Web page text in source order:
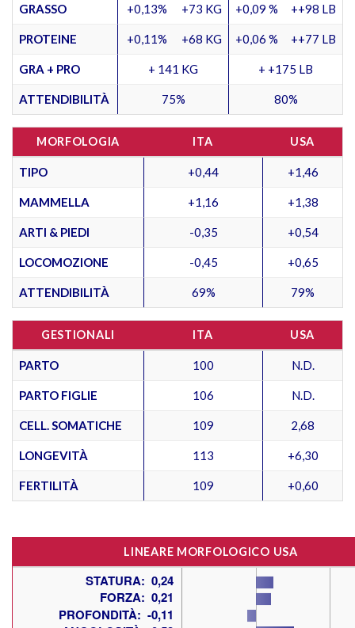
GRASSO +0,13% +73 KG +0,09 % ++98 LB
PROTEINE +0,11% +68 KG +0,06 % ++77 LB
GRA + PRO + 141 KG + +175 LB
ATTENDIBILITÀ 75% 80%
MORFOLOGIA ITA USA
TIPO +0,44 +1,46
MAMMELLA +1,16 +1,38
ARTI & PIEDI -0,35 +0,54
LOCOMOZIONE -0,45 +0,65
ATTENDIBILITÀ 69% 79%
GESTIONALI ITA USA
PARTO 100 N.D.
PARTO FIGLIE 106 N.D.
CELL. SOMATICHE 109 2,68
LONGEVITÀ 113 +6,30
FERTILITÀ 109 +0,60
LINEARE MORFOLOGICO USA